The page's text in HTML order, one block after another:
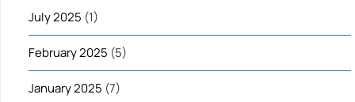
July 2025 (1)
February 2025 (5)
January 2025 (7)